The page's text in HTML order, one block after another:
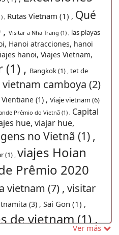
, Rutas Vietnam (1) , Qué
Visitar a Nha Trang (1) , las playas
Hanoi atracciones, hanoi
hanoi, Viajes Vietnam,
(1) , Bangkok (1) ,tet de
camboya (2)
Vientiane (1) , Viaje vietnam (6)
Prémio do Vietnã (1) , Capital
hue, viajar hue,
no Vietnã (1) ,
(1) ,viajes Hoian
Prêmio 2020
vietnam (7) , visitar
(3) , Sai Gon (1) ,
de vietnam (1) ,
Viajar para
Ver más